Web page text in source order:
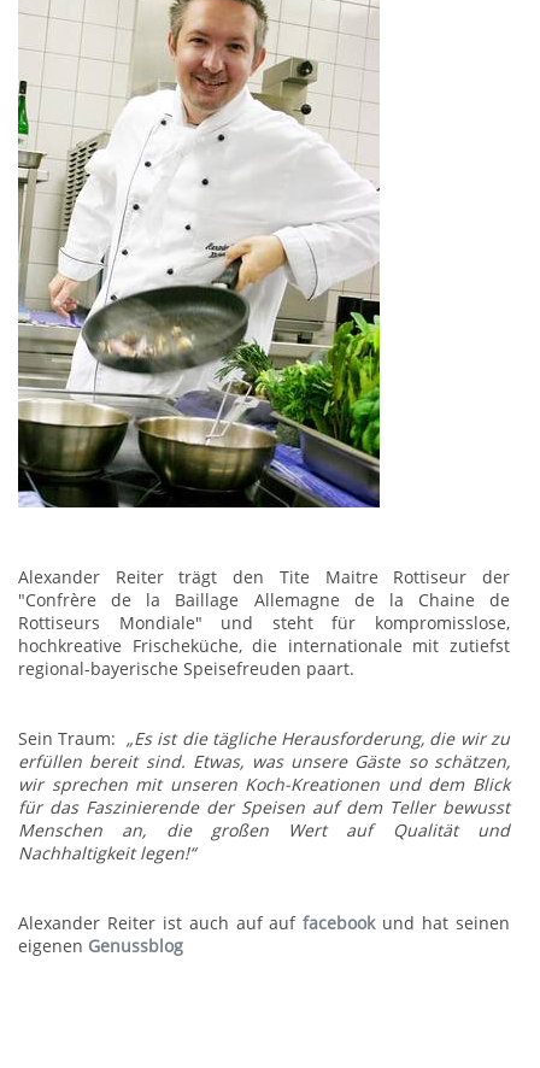
Alexander Reiter trägt den Tite Maitre Rottiseur der
"Confrère de la Baillage Allemagne de la Chaine de
Rottiseurs Mondiale" und steht für kompromisslose,
hochkreative Frischeküche, die internationale mit zutiefst
regional-bayerische Speisefreuden paart.
Sein Traum: „Es ist die tägliche Herausforderung, die wir zu
erfüllen bereit sind. Etwas, was unsere Gäste so schätzen,
wir sprechen mit unseren Koch-Kreationen und dem Blick
für das Faszinierende der Speisen auf dem Teller bewusst
Menschen an, die großen Wert auf Qualität und
Nachhaltigkeit legen!“
Alexander Reiter ist auch auf auffacebookund hat seinen
eigenen Genussblog